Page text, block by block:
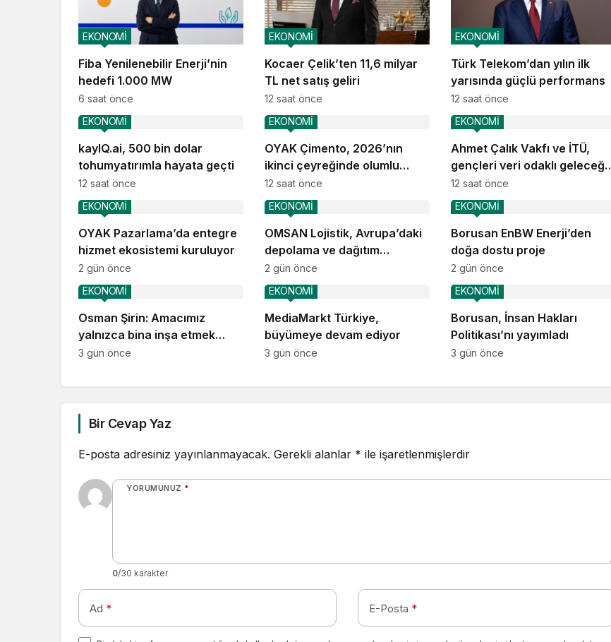
Fiba Yenilenebilir Enerji’nin
hedefi 1.000 MW
EKONOMİ
6 saat önce
Kocaer Çelik’ten 11,6 milyar
TL net satış geliri
EKONOMİ
12 saat önce
Türk Telekom’dan yılın ilk
yarısında güçlü performans
EKONOMİ
12 saat önce
kayIQ.ai, 500 bin dolar
tohumyatırımla hayata geçti
EKONOMİ
12 saat önce
OYAK Çimento, 2026’nın
ikinci çeyreğinde olumlu
performansını sürdürdü
EKONOMİ
12 saat önce
Ahmet Çalık Vakfı ve İTÜ,
gençleri veri odaklı geleceğe
hazırlıyor
EKONOMİ
12 saat önce
OYAK Pazarlama’da entegre
hizmet ekosistemi kuruluyor
EKONOMİ
2 gün önce
OMSAN Lojistik, Avrupa’daki
depolama ve dağıtım
operasyonlarına başladı
EKONOMİ
2 gün önce
Borusan EnBW Enerji’den
doğa dostu proje
EKONOMİ
2 gün önce
Osman Şirin: Amacımız
yalnızca bina inşa etmek
değil, yatırımcısına
EKONOMİ
3 gün önce
MediaMarkt Türkiye,
büyümeye devam ediyor
EKONOMİ
3 gün önce
Borusan, İnsan Hakları
Politikası’nı yayımladı
EKONOMİ
3 gün önce
Bir Cevap Yaz
E-posta adresiniz yayınlanmayacak. Gerekli alanlar * ile işaretlenmişlerdir
YORUMUNUZ *
0/30 karakter
Ad * E-Posta *